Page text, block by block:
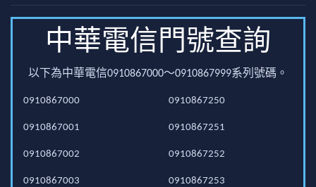
中華電信門號查詢
以下為中華電信0910867000～0910867999系列號碼。
0910867000
0910867001
0910867002
0910867003
0910867250
0910867251
0910867252
0910867253